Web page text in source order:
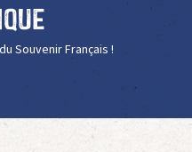
Souvenir Français !